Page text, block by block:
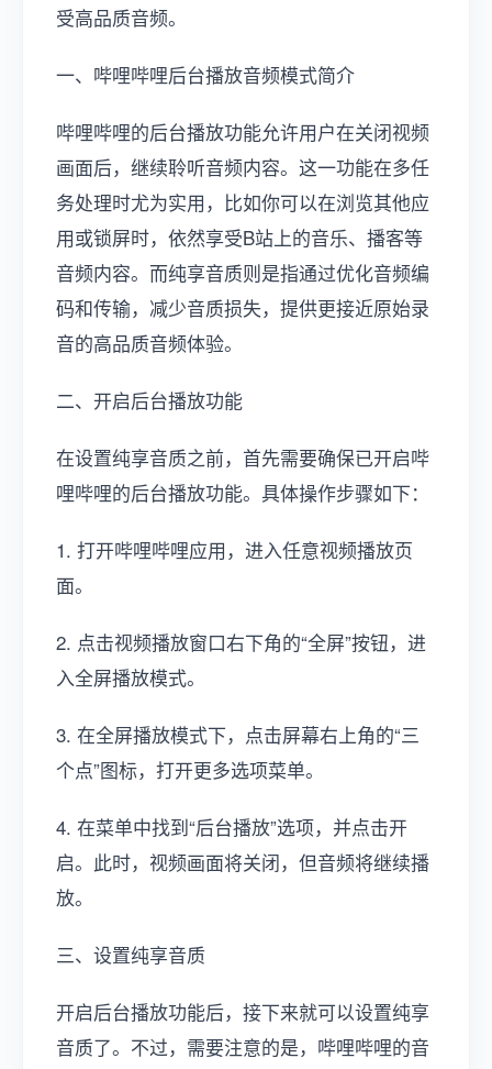
受高品质音频。
一、哔哩哔哩后台播放音频模式简介
哔哩哔哩的后台播放功能允许用户在关闭视频
画面后，继续聆听音频内容。这一功能在多任
务处理时尤为实用，比如你可以在浏览其他应
用或锁屏时，依然享受B站上的音乐、播客等
音频内容。而纯享音质则是指通过优化音频编
码和传输，减少音质损失，提供更接近原始录
音的高品质音频体验。
二、开启后台播放功能
在设置纯享音质之前，首先需要确保已开启哔
哩哔哩的后台播放功能。具体操作步骤如下：
1. 打开哔哩哔哩应用，进入任意视频播放页
面。
2. 点击视频播放窗口右下角的“全屏”按钮，进
入全屏播放模式。
3. 在全屏播放模式下，点击屏幕右上角的“三
个点”图标，打开更多选项菜单。
4. 在菜单中找到“后台播放”选项，并点击开
启。此时，视频画面将关闭，但音频将继续播
放。
三、设置纯享音质
开启后台播放功能后，接下来就可以设置纯享
音质了。不过，需要注意的是，哔哩哔哩的音